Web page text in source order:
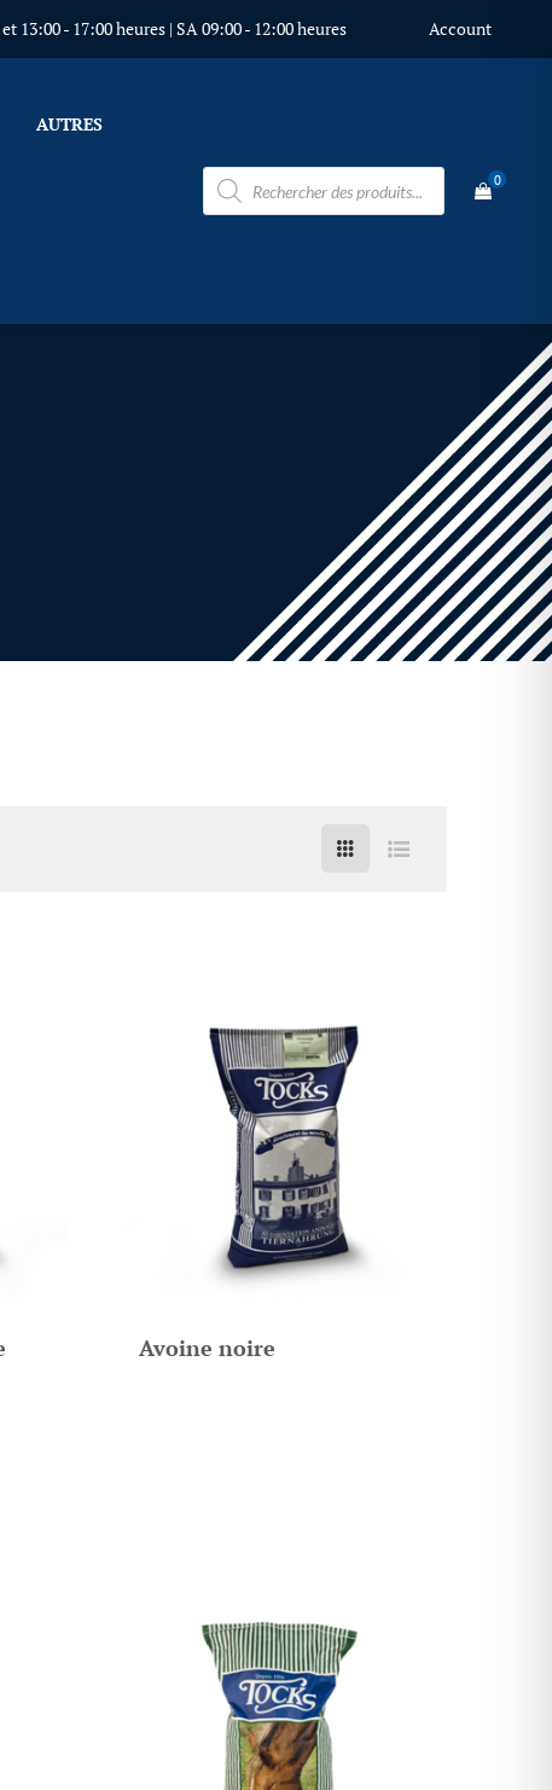
13:00 - 17:00 heures | SA 09:00 - 12:00 heures Account
AUTRES
Recherche
de
produits
0
Avoine noire